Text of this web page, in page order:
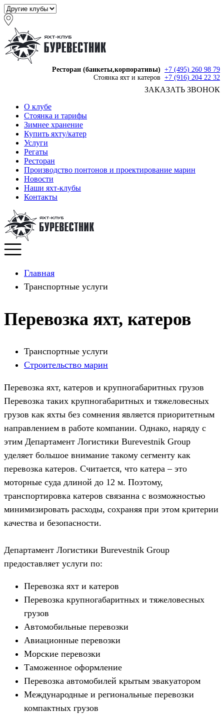
Ресторан (банкеты,корпоративы) +7 (495) 260 98 79
Стоянка яхт и катеров +7 (916) 204 22 32
ЗАКАЗАТЬ ЗВОНОК
О клубе
Стоянка и тарифы
Зимнее хранение
Купить яхту/катер
Услуги
Регаты
Ресторан
Производство понтонов и проектирование марин
Новости
Наши яхт-клубы
Контакты
Главная
Транспортные услуги
Перевозка яхт, катеров
Транспортные услуги
Строительство марин
Перевозка яхт, катеров и крупногабаритных грузов
Перевозка таких крупногабаритных и тяжеловесных
грузов как яхты без сомнения является приоритетным
направлением в работе компании. Однако, наряду с
этим Департамент Логистики Burevestnik Group
уделяет большое внимание такому сегменту как
перевозка катеров. Считается, что катера – это
моторные суда длиной до 12 м. Поэтому,
транспортировка катеров связанна с возможностью
минимизировать расходы, сохраняя при этом критерии
качества и безопасности.
Департамент Логистики Burevestnik Group
предоставляет услуги по:
Перевозка яхт и катеров
Перевозка крупногабаритных и тяжеловесных
грузов
Автомобильные перевозки
Авиационные перевозки
Морские перевозки
Таможенное оформление
Перевозка автомобилей крытым эвакуатором
Международные и региональные перевозки
компактных грузов